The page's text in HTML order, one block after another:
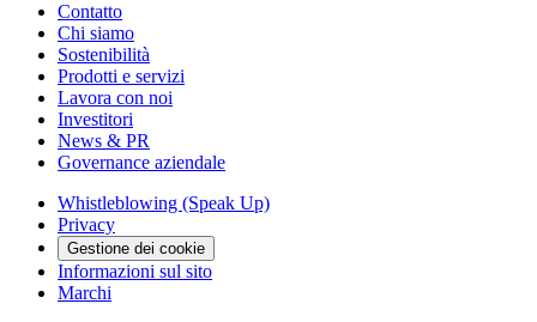
Contatto
Chi siamo
Sostenibilità
Prodotti e servizi
Lavora con noi
Investitori
News & PR
Governance aziendale
Whistleblowing (Speak Up)
Privacy
Gestione dei cookie
Informazioni sul sito
Marchi